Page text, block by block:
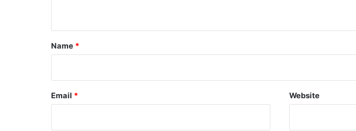
*
Name *
Email * Website